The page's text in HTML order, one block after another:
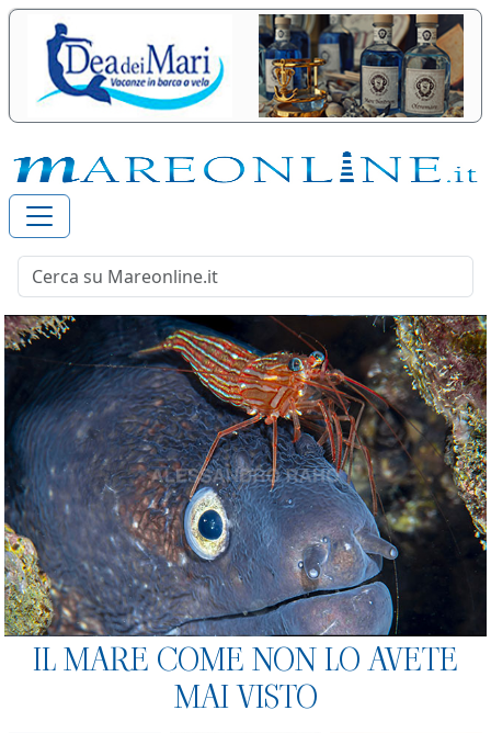
IL MARE COME NON LO AVETE
MAI VISTO